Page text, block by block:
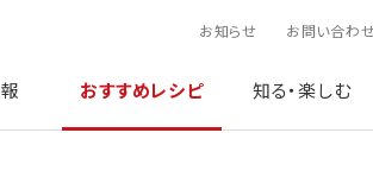
お知らせ お問い合わ
おすすめレシピ 知る・楽しむ